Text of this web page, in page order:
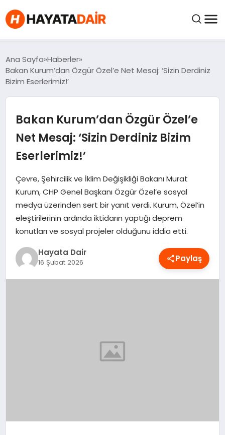
FIYATLAR
HABERLER
İNCELEMELER
KRIPTO PARALAR
KIMDIR?
NEDIR?
OYUN
RÜYA TABIRLERI
Ana Sayfa Haberler
Bakan Kurum’dan Özgür Özel’e Net Mesaj: ‘Sizin Derdiniz
Bizim Eserlerimiz!’
Bakan Kurum’dan Özgür Özel’e
Net Mesaj: ‘Sizin Derdiniz Bizim
Eserlerimiz!’
Çevre, Şehircilik ve İklim Değişikliği Bakanı Murat
Kurum, CHP Genel Başkanı Özgür Özel’e sosyal
medya üzerinden sert bir yanıt verdi. Kurum, Özel’in
eleştirilerinin ardında iktidarın yaptığı deprem
konutları ve sosyal projeler olduğunu iddia etti.
Hayata Dair
16 Şubat 2026 Paylaş